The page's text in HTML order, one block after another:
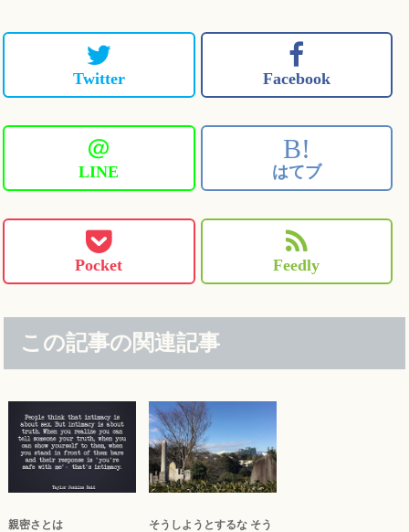
Twitter Facebook
＠
LINE
B!
はてブ
Pocket Feedly
この記事の関連記事
親密さとは
そうしようとするな そう